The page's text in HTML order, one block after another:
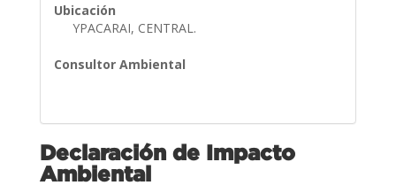
Ubicación
YPACARAI, CENTRAL.
Consultor Ambiental
Declaración de Impacto
Ambiental